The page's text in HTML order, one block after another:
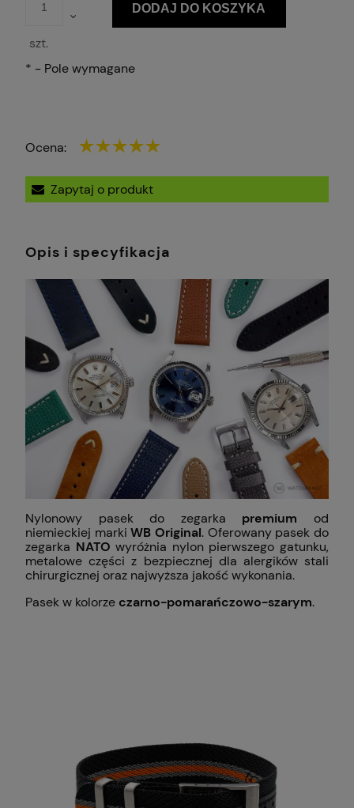
szt.
DODAJ DO KOSZYKA
* - Pole wymagane
Ocena:
Zapytaj o produkt
Opis i specyfikacja
Nylonowy pasek do zegarka premium od
niemieckiej markiWB Original. Oferowany pasek do
zegarka NATO wyróżnia nylon pierwszego gatunku,
metalowe części z bezpiecznej dla alergików stali
chirurgicznej oraz najwyższa jakość wykonania.
Pasek w kolorze czarno-pomarańczowo-szarym.